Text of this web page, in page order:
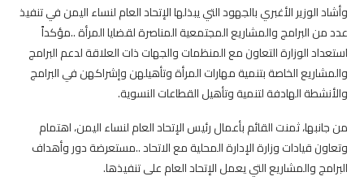
وأشاد الوزير الأغبري بالجهود التي يبذلها الإتحاد العام لنساء اليمن في تنفيذ
عدد من البرامج والمشاريع المجتمعية المناصرة لقضايا المرأة ..مؤكداً
استعداد الوزارة التعاون مع المنظمات والجهات ذات العلاقة لدعم البرامج
والمشاريع الخاصة بتنمية مهارات المرأة وتأهيلهن وإشراكهن في البرامج
والأنشطة الهادفة لتنمية وتأهيل القطاعات النسوية.
من جانبها، ثمنت القائم بأعمال رئيس الإتحاد العام لنساء اليمن، اهتمام
وتعاون قيادات وزارة الإدارة المحلية مع الاتحاد ..مستعرضة دور وأهداف
البرامج والمشاريع التي يعمل الإتحاد العام على تنفيذها.